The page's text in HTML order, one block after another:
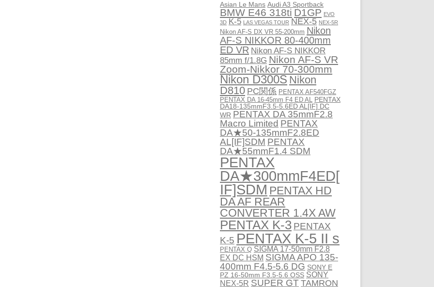
Asian Le Mans Audi A3 Sportback
BMW E46 318ti D1GP EVO
3D K-5 LAS VEGAS TOUR NEX-5 NEX-5R
Nikon AF-S DX VR 55-200mm Nikon
AF-S NIKKOR 80-400mm
ED VR Nikon AF-S NIKKOR
85mm f/1.8G Nikon AF-S VR
Zoom-Nikkor 70-300mm
Nikon D300S Nikon
D810 PC関係 PENTAX AF540FGZ
PENTAX DA 16-45mm F4 ED AL PENTAX
DA18-135mmF3.5-5.6ED AL[IF] DC
WR PENTAX DA 35mmF2.8
Macro Limited PENTAX
DA★50-135mmF2.8ED
AL[IF]SDM PENTAX
DA★55mmF1.4 SDM
PENTAX
DA★300mmF4ED[
IF]SDM PENTAX HD
DA AF REAR
CONVERTER 1.4X AW
PENTAX K-3 PENTAX
K-5 PENTAX K-5 II s
PENTAX Q SIGMA 17-50mm F2.8
EX DC HSM SIGMA APO 135-
400mm F4.5-5.6 DG SONY E
PZ 16-50mm F3.5-5.6 OSS SONY
NEX-5R SUPER GTTAMRON